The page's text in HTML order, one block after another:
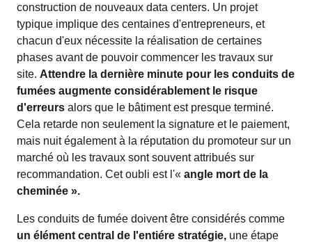
construction de nouveaux data centers. Un projet
typique implique des centaines d'entrepreneurs, et
chacun d'eux nécessite la réalisation de certaines
phases avant de pouvoir commencer les travaux sur
site. Attendre la dernière minute pour les conduits de
fumées augmente considérablement le risque
d'erreurs alors que le bâtiment est presque terminé.
Cela retarde non seulement la signature et le paiement,
mais nuit également à la réputation du promoteur sur un
marché où les travaux sont souvent attribués sur
recommandation. Cet oubli est l'« angle mort de la
cheminée ».
Les conduits de fumée doivent être considérés comme
un élément central de l'entiére stratégie, une étape